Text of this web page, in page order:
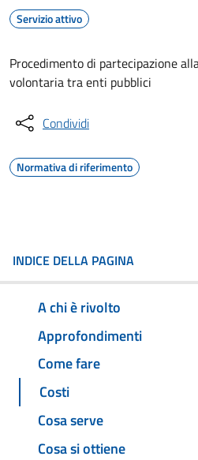
Servizio attivo
Procedimento di partecipazione
volontaria tra enti pubblici
Condividi
Normativa di riferimento
INDICE DELLA PAGINA
A chi è rivolto
Approfondimenti
Come fare
Costi
Cosa serve
Cosa si ottiene